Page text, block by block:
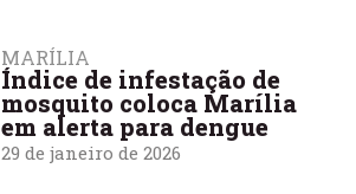
MARÍLIA
Índice de infestação de
mosquito coloca Marília
em alerta para dengue
29 de janeiro de 2026